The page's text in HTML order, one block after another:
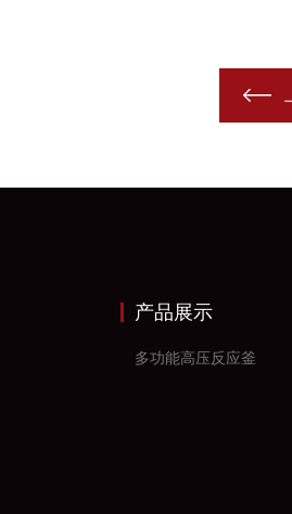
产品展示
多功能高压反应釜